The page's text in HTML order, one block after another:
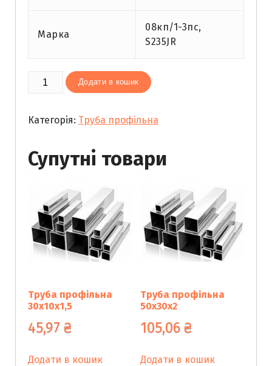
Марка
08кп/1-3пс,
S235JR
Труба
профільна
кількість
Додати в кошик
Категорія: Труба профільна
Супутні товари
Труба профільна
30х10х1,5
45,97 ₴
Додати в кошик
Труба профільна
50х30х2
105,06₴
Додати в кошик